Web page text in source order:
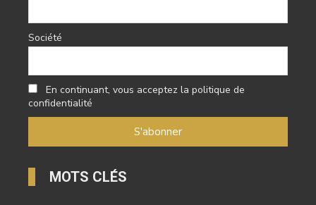
Société
En continuant, vous acceptez la politique de
confidentialité
MOTS CLÉS